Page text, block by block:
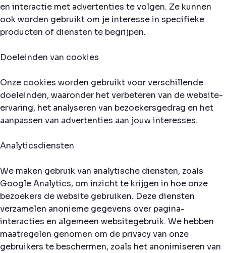
en interactie met advertenties te volgen. Ze kunnen
ook worden gebruikt om je interesse in specifieke
producten of diensten te begrijpen.
Doeleinden van cookies
Onze cookies worden gebruikt voor verschillende
doeleinden, waaronder het verbeteren van de website-
ervaring, het analyseren van bezoekersgedrag en het
aanpassen van advertenties aan jouw interesses.
Analyticsdiensten
We maken gebruik van analytische diensten, zoals
Google Analytics, om inzicht te krijgen in hoe onze
bezoekers de website gebruiken. Deze diensten
verzamelen anonieme gegevens over pagina-
interacties en algemeen websitegebruik. We hebben
maatregelen genomen om de privacy van onze
gebruikers te beschermen, zoals het anonimiseren van